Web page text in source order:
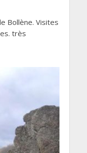
Bollène. Visites
très